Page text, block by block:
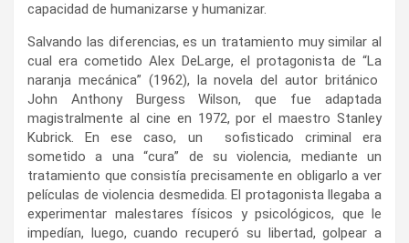
capacidad de humanizarse y humanizar.
Salvando las diferencias, es un tratamiento muy similar al
cual era cometido Alex DeLarge, el protagonista de “La
naranja mecánica” (1962), la novela del autor británico
John Anthony Burgess Wilson, que fue adaptada
magistralmente al cine en 1972, por el maestro Stanley
Kubrick. En ese caso, un sofisticado criminal era
sometido a una “cura” de su violencia, mediante un
tratamiento que consistía precisamente en obligarlo a ver
películas de violencia desmedida. El protagonista llegaba a
experimentar malestares físicos y psicológicos, que le
impedían, luego, cuando recuperó su libertad, golpear a